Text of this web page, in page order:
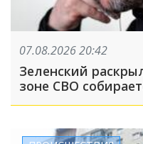
07.08.2026 20:42
Зеленский
зоне СВО